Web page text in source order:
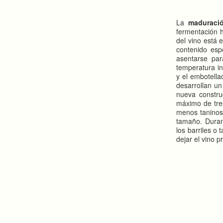
La
fermentación
del vino está
contenido
asentarse
temperatura
y el
desarrollan
nueva
máximo de
menos
tamaño.
los barriles o
dejar el vino